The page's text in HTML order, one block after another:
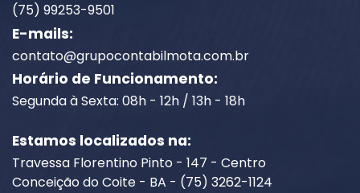
(75) 99253-9501
E-mails:
contato@grupocontabilmota.com.br
Horário de Funcionamento:
Segunda à Sexta: 08h - 12h / 13h - 18h
Estamos localizados na:
Travessa Florentino Pinto - 147 - Centro
Conceição do Coite - BA - (75) 3262-1124